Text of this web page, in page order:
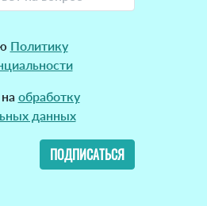
Политику
обработку
данных
ПОДПИСАТЬСЯ